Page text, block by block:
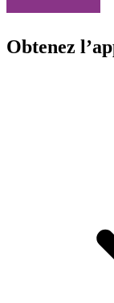
Obtenez